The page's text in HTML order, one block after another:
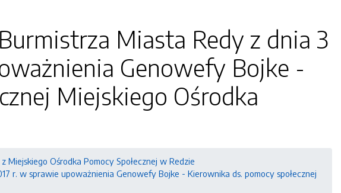
Miasta Redy z dnia 3
Genowefy Bojke -
Miejskiego Ośrodka
Miejskiego Ośrodka Pomocy Społecznej w Redzie
r. w sprawie upoważnienia Genowefy Bojke - Kierownika ds. pomocy społecznej